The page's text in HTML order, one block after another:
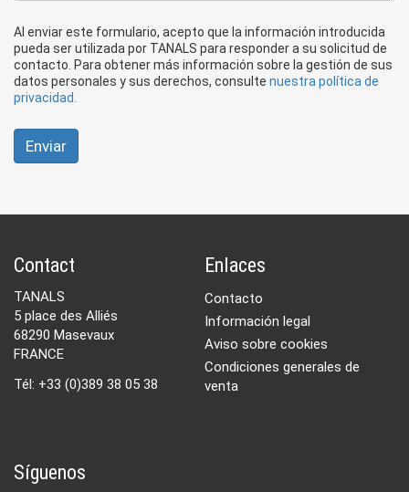
Al enviar este formulario, acepto que la información introducida
pueda ser utilizada por TANALS para responder a su solicitud de
contacto. Para obtener más información sobre la gestión de sus
datos personales y sus derechos, consulte nuestra política de
privacidad.
Enviar
Contact
TANALS
5 place des Alliés
68290 Masevaux
FRANCE
Tél: +33 (0)389 38 05 38
Enlaces
Contacto
Información legal
Aviso sobre cookies
Condiciones generales de
venta
Síguenos